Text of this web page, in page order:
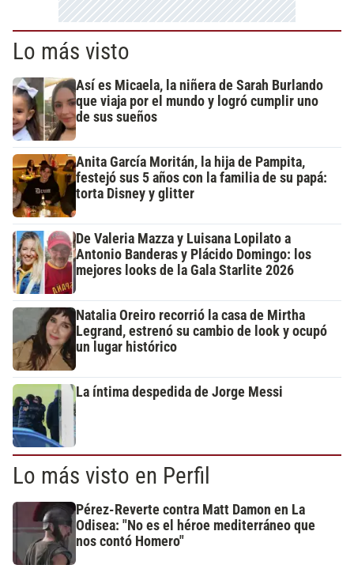
Lo más visto
Así es Micaela, la niñera de Sarah Burlando
que viaja por el mundo y logró cumplir uno
de sus sueños
Anita García Moritán, la hija de Pampita,
festejó sus 5 años con la familia de su papá:
torta Disney y glitter
De Valeria Mazza y Luisana Lopilato a
Antonio Banderas y Plácido Domingo: los
mejores looks de la Gala Starlite 2026
Natalia Oreiro recorrió la casa de Mirtha
Legrand, estrenó su cambio de look y ocupó
un lugar histórico
La íntima despedida de Jorge Messi
Lo más visto en Perfil
Pérez-Reverte contra Matt Damon en La
Odisea: "No es el héroe mediterráneo que
nos contó Homero"